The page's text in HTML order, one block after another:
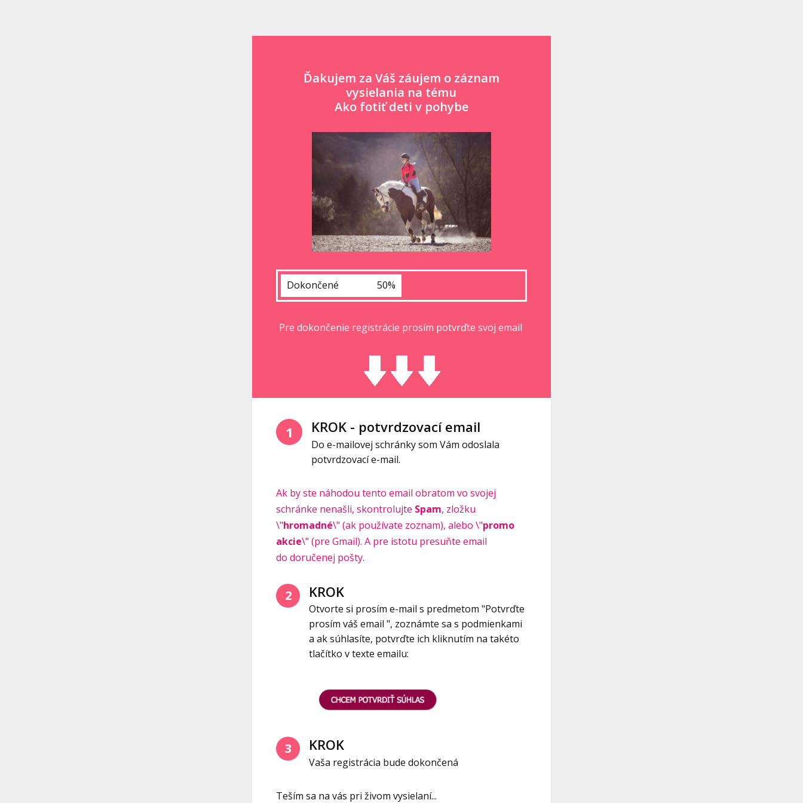
Ďakujem za Váš záujem o záznam
vysielania na tému
Ako fotiť deti v pohybe
Dokončené 50%
Pre dokončenie registrácie prosím potvrďte svoj email
1 KROK - potvrdzovací email
Do e-mailovej schránky som Vám odoslala
potvrdzovací e-mail.
Ak by ste náhodou tento email obratom vo svojej
schránke nenašli, skontrolujte Spam, zložku
\"hromadné\" (ak používate zoznam), alebo \"promo
akcie\" (pre Gmail). A pre istotu presuňte email
do doručenej pošty.
2 KROK
Otvorte si prosím e-mail s predmetom "Potvrďte
prosím váš email ", zoznámte sa s podmienkami
a ak súhlasíte, potvrďte ich kliknutím na takéto
tlačítko v texte emailu:
3 KROK
Vaša registrácia bude dokončená
Teším sa na vás pri živom vysielaní...